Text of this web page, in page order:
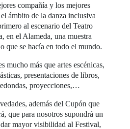
compañía y los mejores
ámbito de la danza inclusiva
al escenario del Teatro
en el Alameda, una muestra
que se hacía en todo el mundo.
mucho más que artes escénicas,
presentaciones de libros,
proyecciones,…
además del Cupón que
que para nosotros supondrá un
mayor visibilidad al Festival,